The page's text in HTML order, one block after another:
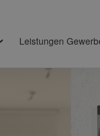
Leistungen